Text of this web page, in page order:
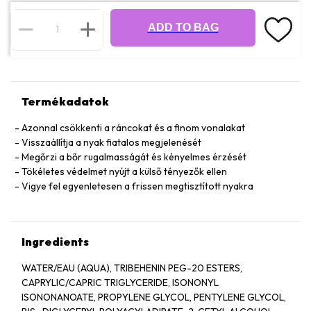
ADD TO BAG
Termékadatok
Azonnal csökkenti a ráncokat és a finom vonalakat
Visszaállítja a nyak fiatalos megjelenését
Megőrzi a bőr rugalmasságát és kényelmes érzését
Tökéletes védelmet nyújt a külső tényezők ellen
Vigye fel egyenletesen a frissen megtisztított nyakra
Ingredients
WATER/EAU (AQUA), TRIBEHENIN PEG-20 ESTERS,
CAPRYLIC/CAPRIC TRIGLYCERIDE, ISONONYL
ISONONANOATE, PROPYLENE GLYCOL, PENTYLENE GLYCOL,